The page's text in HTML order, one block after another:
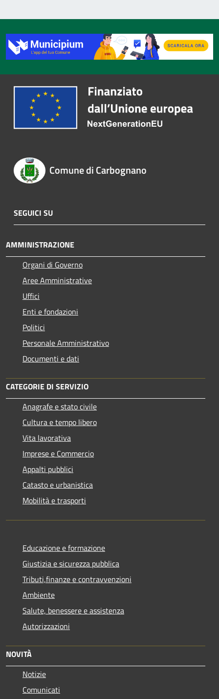
Comune di Carbognano
SEGUICI SU
AMMINISTRAZIONE
Organi di Governo
Aree Amministrative
Uffici
Enti e fondazioni
Politici
Personale Amministrativo
Documenti e dati
CATEGORIE DI SERVIZIO
Anagrafe e stato civile
Cultura e tempo libero
Vita lavorativa
Imprese e Commercio
Appalti pubblici
Catasto e urbanistica
Mobilità e trasporti
Educazione e formazione
Giustizia e sicurezza pubblica
Tributi,finanze e contravvenzioni
Ambiente
Salute, benessere e assistenza
Autorizzazioni
NOVITÀ
Notizie
Comunicati